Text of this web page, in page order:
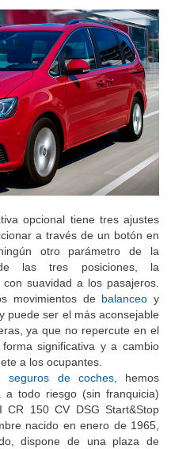
opcional tiene tres ajustes
a través de un botón en
otro parámetro de la
las tres posiciones, la
suavidad a los pasajeros.
movimientos de balanceo y
puede ser el más aconsejable
ya que no repercute en el
significativa y a cambio
a los ocupantes.
seguros de coches, hemos
todo riesgo (sin franquicia)
CR 150 CV DSG Start&Stop
nacido en enero de 1965,
dispone de una plaza de